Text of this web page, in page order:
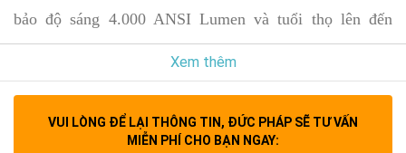
bảo độ sáng 4.000 ANSI Lumen và tuổi thọ lên đến
20.000 giờ, cho phép trải nghiệm hình ảnh sống động
liên tục mà không cần thay bóng đèn. Với độ phân giải
10W tích hợp, mọi nội dung giải trí đều trở nên sống
Xem thêm
VUI LÒNG ĐỂ LẠI THÔNG TIN, ĐỨC PHÁP SẼ TƯ VẤN
MIỄN PHÍ CHO BẠN NGAY: